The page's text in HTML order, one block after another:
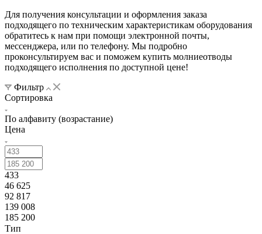
Для получения консультации и оформления заказа
подходящего по техническим характеристикам оборудования
обратитесь к нам при помощи электронной почты,
мессенджера, или по телефону. Мы подробно
проконсультируем вас и поможем купить молниеотводы
подходящего исполнения по доступной цене!
Фильтр
Сортировка
По алфавиту (возрастание)
Цена
433
46 625
92 817
139 008
185 200
Тип